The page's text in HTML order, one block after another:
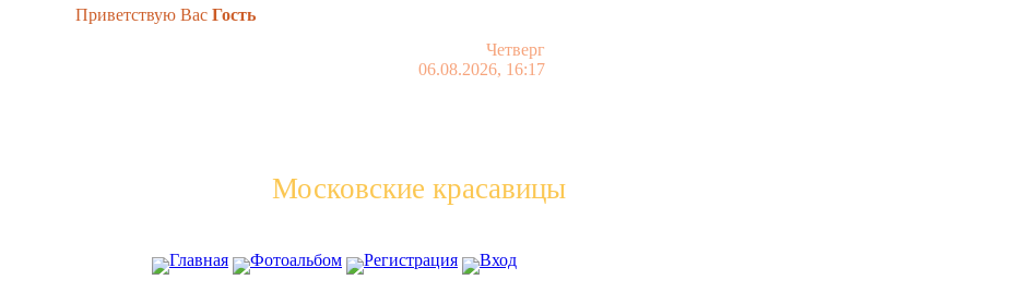
Приветствую Вас Гость
Четверг
06.08.2026, 16:17
Московские красавицы
Главная Фотоальбом Регистрация Вход